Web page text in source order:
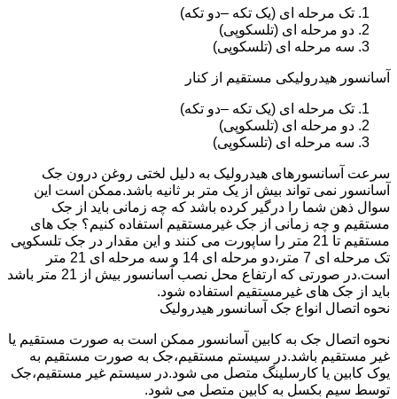
تک مرحله ای (یک تکه –دو تکه)
دو مرحله ای (تلسکوپی)
سه مرحله ای (تلسکوپی)
آسانسور هیدرولیکی مستقیم از کنار
تک مرحله ای (یک تکه –دو تکه)
دو مرحله ای (تلسکوپی)
سه مرحله ای (تلسکوپی)
سرعت آسانسورهای هیدرولیک به دلیل لختی روغن درون جک
آسانسور نمی تواند بیش از یک متر بر ثانیه باشد.ممکن است این
سوال ذهن شما را درگیر کرده باشد که چه زمانی باید از جک
مستقیم و چه زمانی از جک غیرمستقیم استفاده کنیم؟ جک های
مستقیم تا 21 متر را ساپورت می کنند و این مقدار در جک تلسکوپی
تک مرحله ای 7 متر،دو مرحله ای 14 و سه مرحله ای 21 متر
است.در صورتی که ارتفاع محل نصب آسانسور بیش از 21 متر باشد
باید از جک های غیرمستقیم استفاده شود.
نحوه اتصال انواع جک آسانسور هیدرولیک
نحوه اتصال جک به کابین آسانسور ممکن است به صورت مستقیم یا
غیر مستقیم باشد.در سیستم مستقیم،جک به صورت مستقیم به
یوک کابین یا کارسلینگ متصل می شود.در سیستم غیر مستقیم،جک
توسط سیم بکسل به کابین متصل می شود.